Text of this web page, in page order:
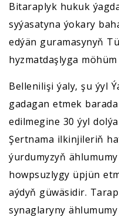
Bitaraplyk hukuk
syýasatyna ýokary
edýän guramasynyň
hyzmatdaşlyga
Bellenilişi ýaly, şu ýyl
gadagan etmek
edilmegine 30 ýyl
Şertnama ilkinjileriň
ýurdumyzyň
howpsuzlygy üpjün
aýdyň güwäsidir.
synaglaryny